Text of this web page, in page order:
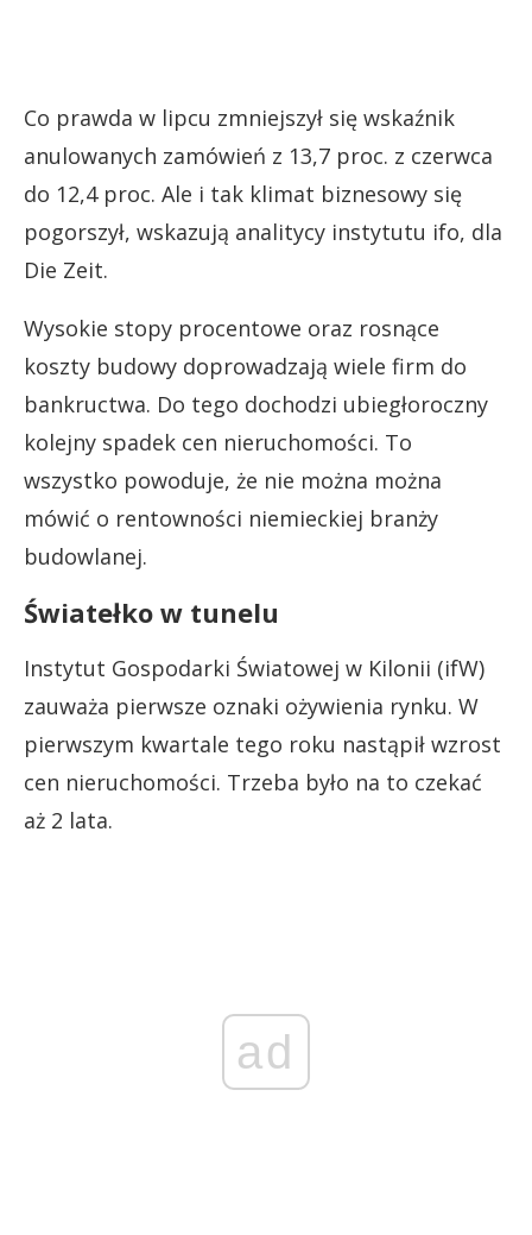
Co prawda w lipcu zmniejszył się wskaźnik
anulowanych zamówień z 13,7 proc. z czerwca
do 12,4 proc. Ale i tak klimat biznesowy się
pogorszył, wskazują analitycy instytutu ifo, dla
Die Zeit.
Wysokie stopy procentowe oraz rosnące
koszty budowy doprowadzają wiele firm do
bankructwa. Do tego dochodzi ubiegłoroczny
kolejny spadek cen nieruchomości. To
wszystko powoduje, że nie można można
mówić o rentowności niemieckiej branży
budowlanej.
Światełko w tunelu
Instytut Gospodarki Światowej w Kilonii (ifW)
zauważa pierwsze oznaki ożywienia rynku. W
pierwszym kwartale tego roku nastąpił wzrost
cen nieruchomości. Trzeba było na to czekać
aż 2 lata.
ad